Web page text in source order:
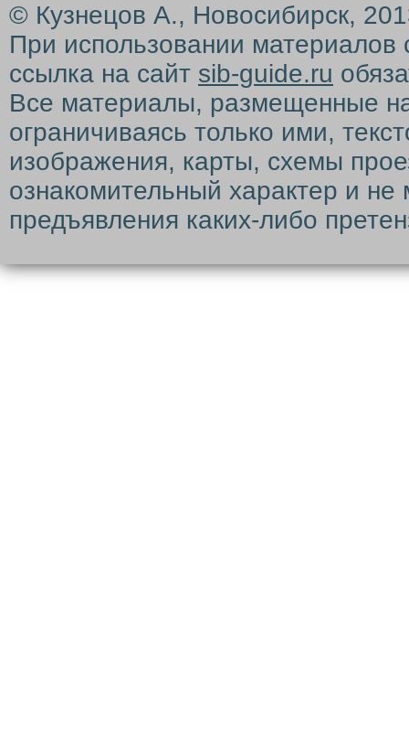
© Кузнецов А., Новосибирск,
При использовании материалов
ссылка на сайт sib-guide.ru
Все материалы, размещенные
ограничиваясь только ими,
изображения, карты, схемы
ознакомительный характер и
предъявления каких-либо